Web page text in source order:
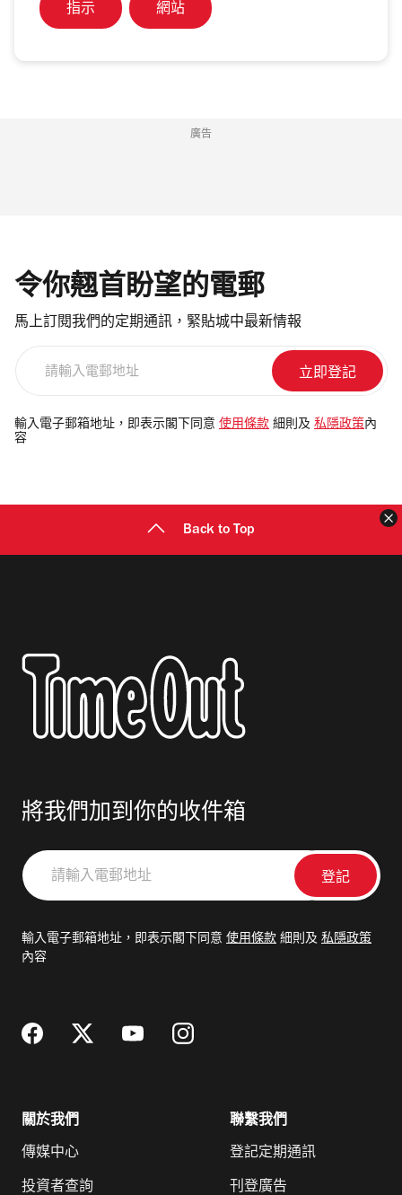
指示 網站
廣告
令你翹首盼望的電郵
馬上訂閱我們的定期通訊，緊貼城中最新情報
電
郵
輸入電子郵箱地址，即表示閣下同意 使用條款 細則及 私隱政策 內
容
Back to Top
將我們加到你的收件箱
請
輸
郵
輸入電子郵箱地址，即表示閣下同意 使用條款 細則及 私隱政策
內容
關於我們
傳媒中心
投資者查詢
聯繫我們
登記定期通訊
刊登廣告